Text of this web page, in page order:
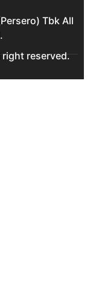
Tbk All
right reserved.